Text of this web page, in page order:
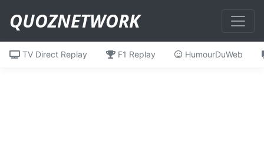
QUOZNETWORK
TV Direct Replay F1 Replay HumourDuWeb